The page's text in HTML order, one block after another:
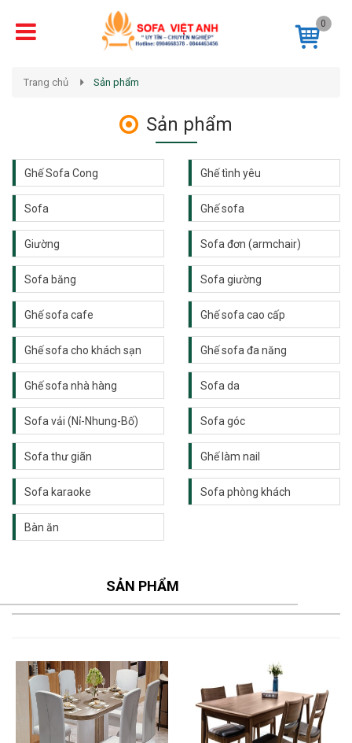
0
Trang chủ Sản phẩm
Sản phẩm
Ghế Sofa Cong Ghế tình yêu
Sofa Ghế sofa
Giường Sofa đơn (armchair)
Sofa băng Sofa giường
Ghế sofa cafe Ghế sofa cao cấp
Ghế sofa cho khách sạn Ghế sofa đa năng
Ghế sofa nhà hàng Sofa da
Sofa vải (Nỉ-Nhung-Bố) Sofa góc
Sofa thư giãn Ghế làm nail
Sofa karaoke Sofa phòng khách
Bàn ăn
SẢN PHẨM